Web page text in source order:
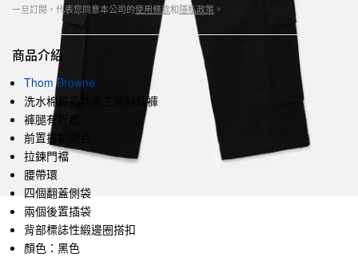
一旦訂閱，代表您同意本公司的使用條款和隱私政策 。
商品介紹
Thom Browne
洗水棉質多功能工裝斜紋褲
褲腿有折痕
前置搭扣閉合
拉鍊門襠
腰帶環
四個翻蓋側袋
兩個後置插袋
背部標誌性緞邊圈搭扣
顏色：黑色